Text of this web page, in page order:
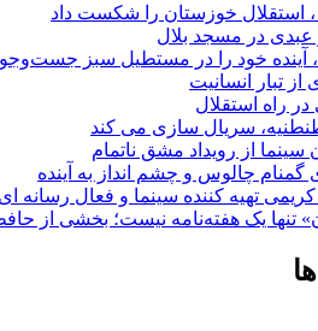
، استقلال خوزستان را شکست داد
عبدی در مسجد بلال
، آینده خود را در مستطیل سبز
تبار انسانیت
در راه استقلال
سریال سازی می کند
سینما از رویداد مشق ناتمام
گمنام چالوس و چشم انداز به آینده
تهیه کننده سینما و فعال رسانه
تنها یک هفته‌نامه نیست؛ بخشی از